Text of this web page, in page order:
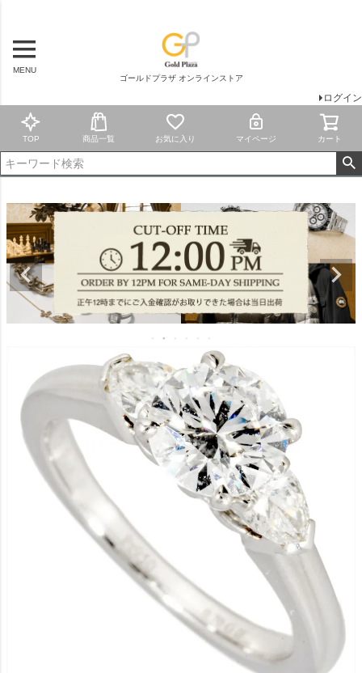
MENU
ゴールドプラザ オンラインストア
ログイン
TOP 商品一覧 お気に入り マイページ カート